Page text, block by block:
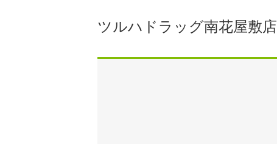
ツルハドラッグ南花屋敷店